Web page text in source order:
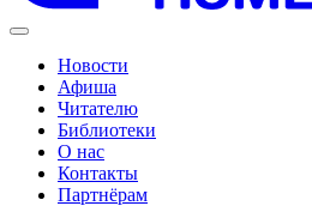
Новости
Афиша
Читателю
Библиотеки
О нас
Контакты
Партнёрам